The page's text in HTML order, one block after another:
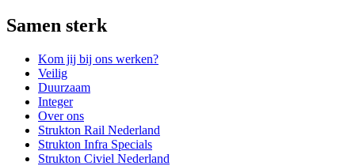
Samen sterk
Kom jij bij ons werken?
Veilig
Duurzaam
Integer
Over ons
Strukton Rail Nederland
Strukton Infra Specials
Strukton Civiel Nederland